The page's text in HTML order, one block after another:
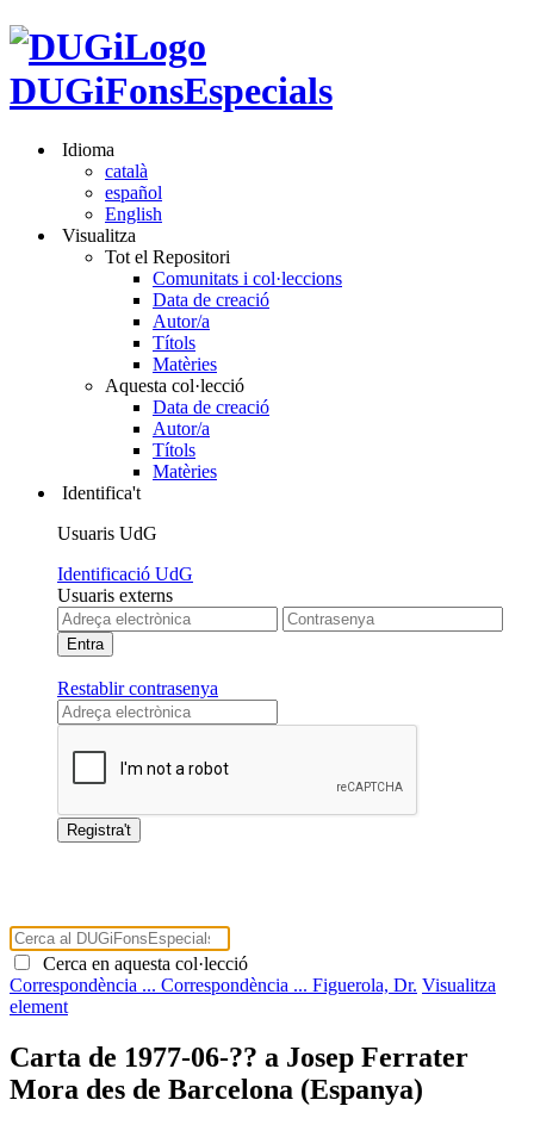
DUGiFonsEspecials
Idioma
català
español
English
Visualitza
Tot el Repositori
Comunitats i col·leccions
Data de creació
Autor/a
Títols
Matèries
Aquesta col·lecció
Data de creació
Autor/a
Títols
Matèries
Identifica't
Usuaris UdG
Identificació UdG
Usuaris externs
Restablir contrasenya
Cerca en aquesta col·lecció
Correspondència ... Correspondència ... Figuerola, Dr. Visualitza
element
Carta de 1977-06-?? a Josep Ferrater
Mora des de Barcelona (Espanya)